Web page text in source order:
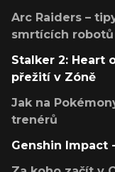
Arc Raiders –
smrtících robotů
Stalker 2: Heart
přežití v Zóně
Jak na
trenérů
Genshin Impact